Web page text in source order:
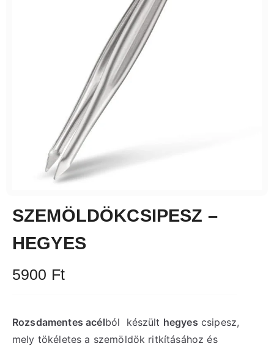
SZEMÖLDÖKCSIPESZ –
HEGYES
5900 Ft
Rozsdamentes acélból készült hegyes csipesz,
mely tökéletes a szemöldök ritkításához és